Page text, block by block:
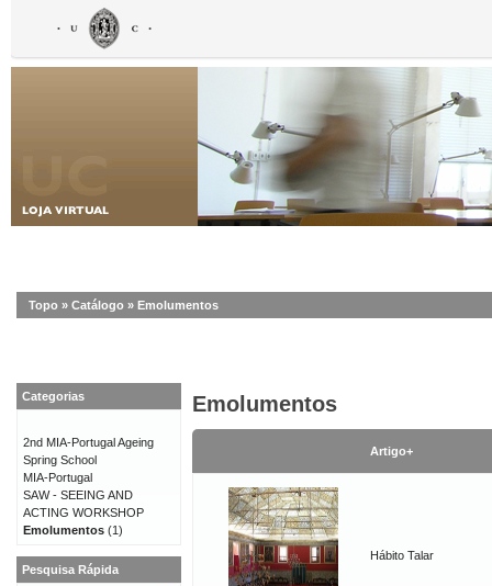
Topo » Catálogo » Emolumentos
Emolumentos
Artigo+
Hábito Talar
Categorias
2nd MIA-Portugal Ageing
Spring School
MIA-Portugal
SAW - SEEING AND
ACTING WORKSHOP
Emolumentos (1)
Pesquisa Rápida